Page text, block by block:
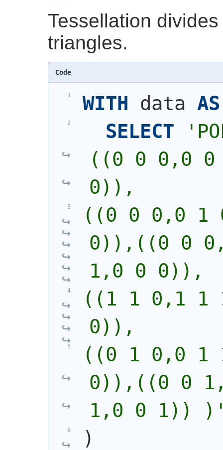
Tessellation
triangles.
Code
WITH data AS
SELECT
'
((0 0 0,0
0)),
((0 0 0,0 1
0)),((0 0
1,0 0 0)),
((1 1 0,1 1
0)),
((0 1 0,0 1
0)),((0 0
1,0 0 1)) )
)